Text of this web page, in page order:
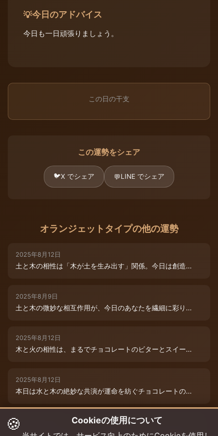
💡今日のアドバイス
今日も一日頑張りましょう。
この日の干支
この運勢をシェア
🐦X でシェア 💬LINE でシェア
オランジェットタイプの他の運勢
2025年8月12日
土と木の相性は「木が土を生み出す」関係。今日は創造...
2025年8月9日
土と木の微妙な相互作用が、今日のあなたを繊細に彩り...
2025年8月12日
木と火の相性は、まるでチョコレートのビターとスイー...
2025年8月12日
本日は水と木の絶妙な共演が運命を紡ぐチョコレートの...
2025年8月12日
本日は、燃えるような情熱と成長のエネルギーが交差す...
🍪 Cookieの使用について